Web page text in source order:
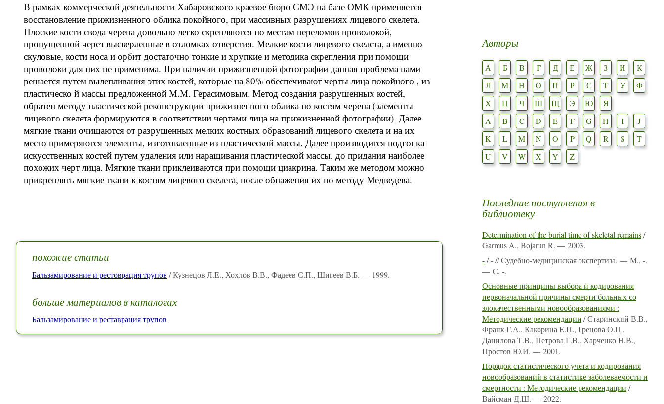
В рамках коммерческой деятельности Хабаровского краевое бюро СМЭ на базе ОМК применяется
восстановление прижизненного облика покойного, при массивных разрушениях лицевого скелета.
Плоские кости свода черепа довольно легко скрепляются по местам переломов проволокой,
пропущенной через высверленные в отломках отверстия. Мелкие кости лицевого скелета, а именно
скуловые, кости носа и орбит достаточно тонкие и хрупкие и методика скрепления при помощи
проволоки для них не применима. При наличии прижизненной фотографии данная проблема нами
решается путем вылепливания этих костей, которые на 80% обеспечивают черты лица покойного , из
пластическо й массы предложенной М.М. Герасимовым. Метод создания разрушенных костей,
обратен методу пластической реконструкции прижизненного облика по костям черепа (элементы
лицевого скелета формируются в соответствии чертами лица на прижизненной фотографии). Далее
мягкие ткани очищаются от разрушенных мелких костных образований лицевого скелета и на их
место примеряются элементы, изготовленные из пластической массы. Далее производится подгонка
искусственных костей путем удаления или наращивания пластической массы, до придания наиболее
похожих черт лица. Мягкие ткани приклеиваются при помощи циакрина. Таким же методом можно
прикреплять мягкие ткани к костям лицевого скелета, после обнажения их по методу Медведева.
похожие статьи
Бальзамирование и рестоврация трупов / Кузнецов Л.Е., Хохлов В.В., Фадеев С.П., Шигеев В.Б. — 1999.
больше материалов в каталогах
Бальзамирование и реставрация трупов
Авторы
А Б В Г Д Е Ж З И
К
Л
М Н О П Р С Т У
Ф
Х
Ц Ч Ш Щ Э Ю
Я
A
B C D E F G H I
J
K
L M N O P Q R S
T
U
V W X Y Z
Последние поступления в
библиотеку
Determination of the burial time of skeletal remains/
Garmus A., Bojarun R. — 2003.
-/ - // Судебно-медицинская экспертиза. — М., -.
— С. -.
Основные принципы выбора и кодирования
первоначальной причины смерти больных со
злокачественными новообразованиями :
Методические рекомендации / Старинский В.В.,
Франк Г.А., Какорина Е.П., Грецова О.П.,
Данилова Т.В., Петрова Г.В., Харченко Н.В.,
Простов Ю.И. — 2001.
Порядок статистического учета и кодирования
новообразований в статистике заболеваемости и
смертности : Методические рекомендации /
Вайсман Д.Ш. — 2022.